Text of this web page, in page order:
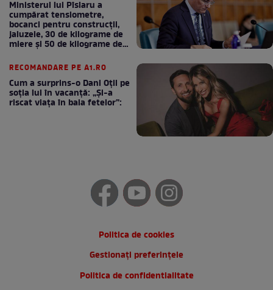
Ministerul lui Pîslaru a
cumpărat tensiometre,
bocanci pentru construcții,
jaluzele, 30 de kilograme de
miere și 50 de kilograme de
RECOMANDARE PE A1.RO
Cum a surprins-o Dani Oțil pe
soția lui în vacanță: „Și-a
riscat viața în baia fetelor”:
Politica de cookies
Gestionați preferințele
Politica de confidentialitate